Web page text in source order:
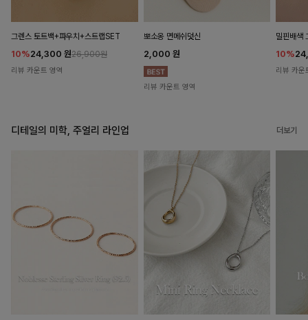
그렌스 토트백+파우치+스트랩SET
10%24,300 원26,900원
리뷰 카운트 영역
뽀소옹 면메쉬덧신
2,000 원
리뷰 카운트 영역
밀핀배색
10%
리뷰 카운
디테일의 미학, 주얼리 라인업 더보기